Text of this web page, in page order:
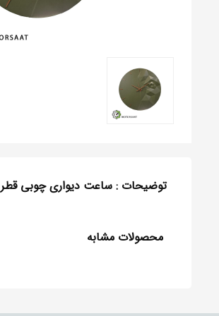
توضیحات : ساعت دیواری چوبی قطر 55 سانتی متر CHEeNO-MEDIUM-Green
محصولات مشابه